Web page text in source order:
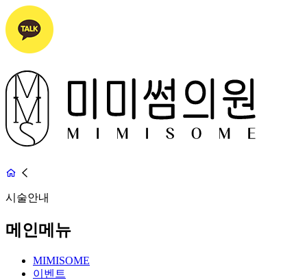
시술안내
메인메뉴
MIMISOME
이벤트